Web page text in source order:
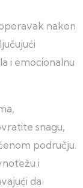
nakon
i emocionalnu
snagu,
području.
i
da